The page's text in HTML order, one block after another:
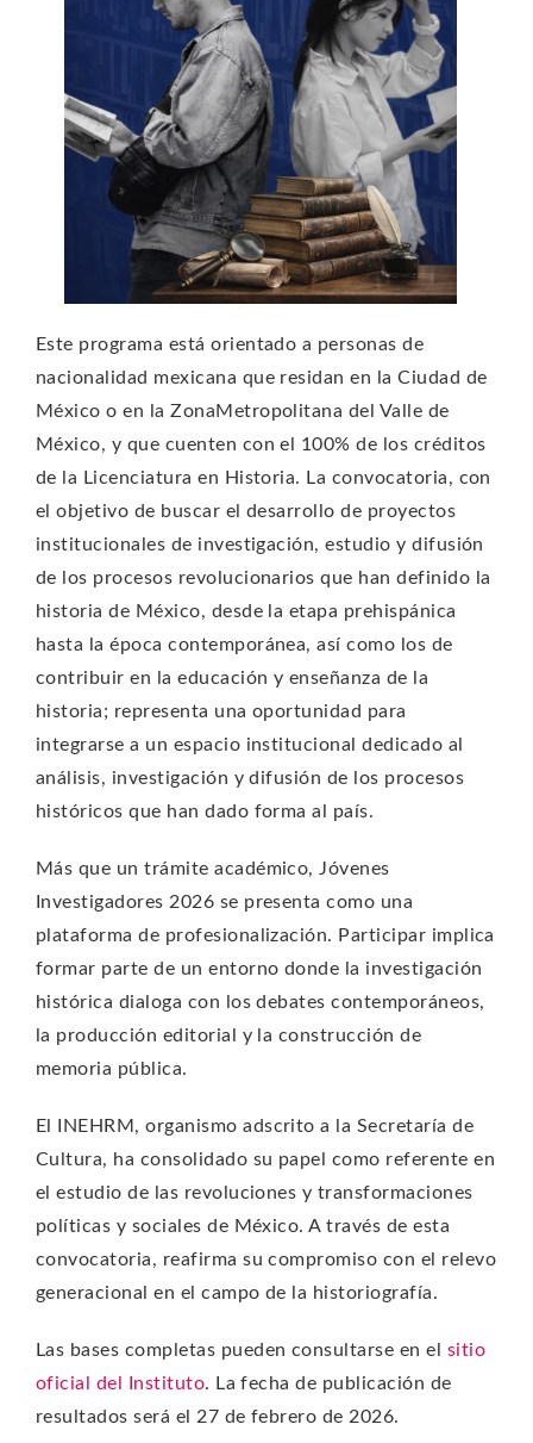
Este programa está orientado a personas de
nacionalidad mexicana que residan en la Ciudad de
México o en la ZonaMetropolitana del Valle de
México, y que cuenten con el 100% de los créditos
de la Licenciatura en Historia. La convocatoria, con
el objetivo de buscar el desarrollo de proyectos
institucionales de investigación, estudio y difusión
de los procesos revolucionarios que han definido la
historia de México, desde la etapa prehispánica
hasta la época contemporánea, así como los de
contribuir en la educación y enseñanza de la
historia; representa una oportunidad para
integrarse a un espacio institucional dedicado al
análisis, investigación y difusión de los procesos
históricos que han dado forma al país.
Más que un trámite académico, Jóvenes
Investigadores 2026 se presenta como una
plataforma de profesionalización. Participar implica
formar parte de un entorno donde la investigación
histórica dialoga con los debates contemporáneos,
la producción editorial y la construcción de
memoria pública.
El INEHRM, organismo adscrito a la Secretaría de
Cultura, ha consolidado su papel como referente en
el estudio de las revoluciones y transformaciones
políticas y sociales de México. A través de esta
convocatoria, reafirma su compromiso con el relevo
generacional en el campo de la historiografía.
Las bases completas pueden consultarse en el sitio
oficial del Instituto. La fecha de publicación de
resultados será el 27 de febrero de 2026.